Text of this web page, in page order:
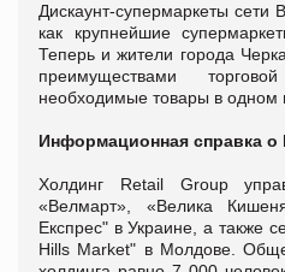
Дискаунт-супермаркеты
как крупнейшие
Теперь и жители города
преимуществами
необходимые товары в одном
Информационная справка о
Холдинг Retail Group
«Велмарт», «Велика
Експрес" в Украине, а также
Hills Market" в Молдове.